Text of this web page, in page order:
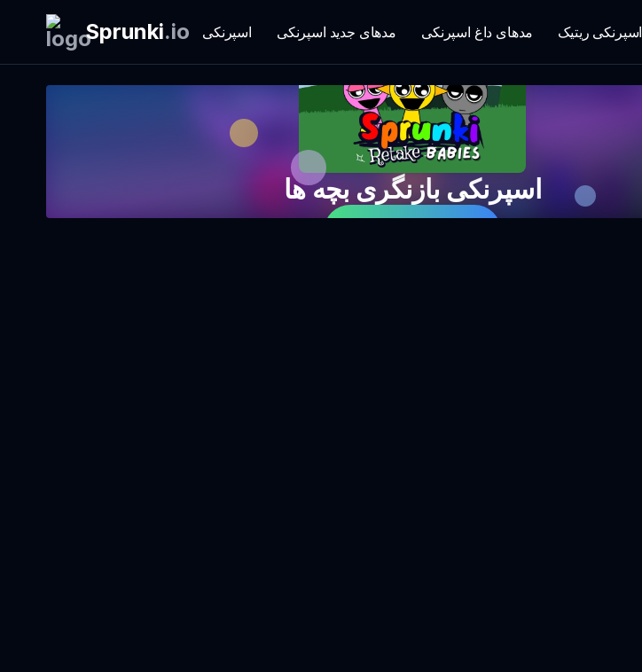
Sprunki.io اسپرنکی مدهای جدید اسپرنکی مدهای داغ اسپرنکی اسپرنکی ریتیک
اسپرنکی بازنگری بچه ها